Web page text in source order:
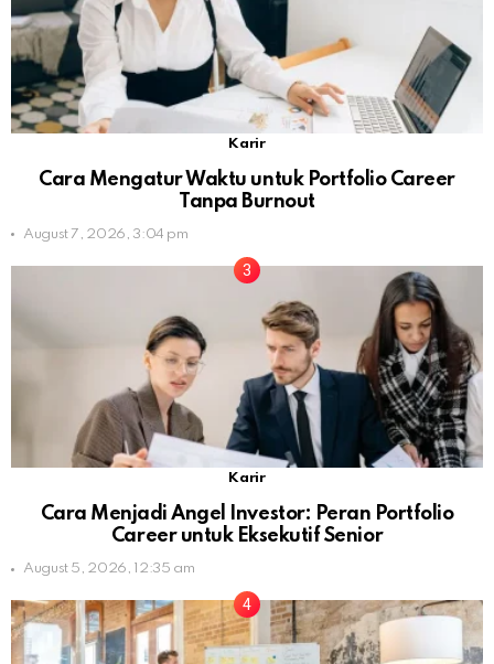
Karir
Cara Mengatur Waktu untuk Portfolio Career
Tanpa Burnout
August 7, 2026, 3:04 pm
Karir
Cara Menjadi Angel Investor: Peran Portfolio
Career untuk Eksekutif Senior
August 5, 2026, 12:35 am